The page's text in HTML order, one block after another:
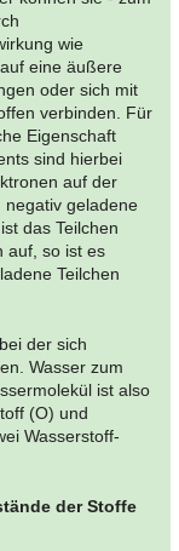
wie
eine äußere
oder sich mit
verbinden. Für
Eigenschaft
sind hierbei
auf der
negativ geladene
das Teilchen
auf, so ist es
Teilchen
der sich
Wasser zum
ist also
(O) und
Wasserstoff-
der Stoffe